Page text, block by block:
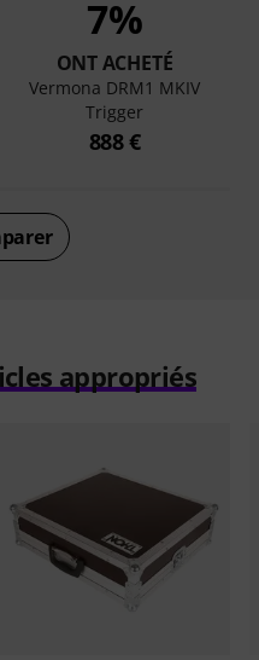
7%
ONT ACHETÉ
Vermona DRM1 MKIV
Trigger
888 €
appropriés